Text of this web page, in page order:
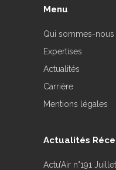
Menu
Qui sommes-nous
Expertises
Actualités
Carrière
Mentions légales
Actualités
Actu’Air n°191